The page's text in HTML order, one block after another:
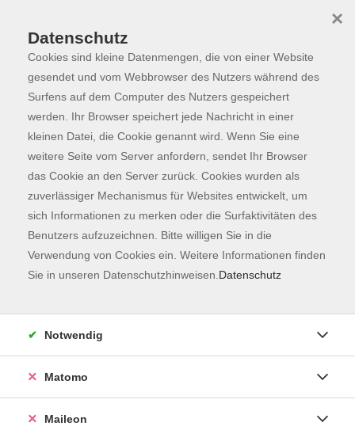
Skip to main content
Programm
Der Kurs konnte nicht gefunden werden.
Kontaktformular
Impressum
AGB
Datenschutzerklärung
Datenschutz
Cookies sind kleine Datenmengen, die von einer Website
gesendet und vom Webbrowser des Nutzers während des
Surfens auf dem Computer des Nutzers gespeichert
werden. Ihr Browser speichert jede Nachricht in einer
kleinen Datei, die Cookie genannt wird. Wenn Sie eine
weitere Seite vom Server anfordern, sendet Ihr Browser
das Cookie an den Server zurück. Cookies wurden als
zuverlässiger Mechanismus für Websites entwickelt, um
sich Informationen zu merken oder die Surfaktivitäten des
Benutzers aufzuzeichnen. Bitte willigen Sie in die
Verwendung von Cookies ein. Weitere Informationen finden
Sie in unseren Datenschutzhinweisen. Datenschutz
×
Notwendig
Matomo
Maileon